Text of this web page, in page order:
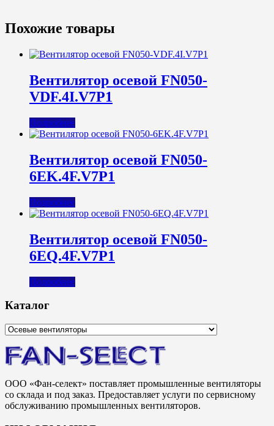
Похожие товары
Вентилятор осевой FN050-
VDF.4I.V7P1
Подробнее
Вентилятор осевой FN050-
6EK.4F.V7P1
Подробнее
Вентилятор осевой FN050-
6EQ.4F.V7P1
Подробнее
Каталог
ООО «Фан-селект» поставляет промышленные вентиляторы
со склада и под заказ. Предоставляет услуги по сервисному
обслуживанию промышленных вентиляторов.